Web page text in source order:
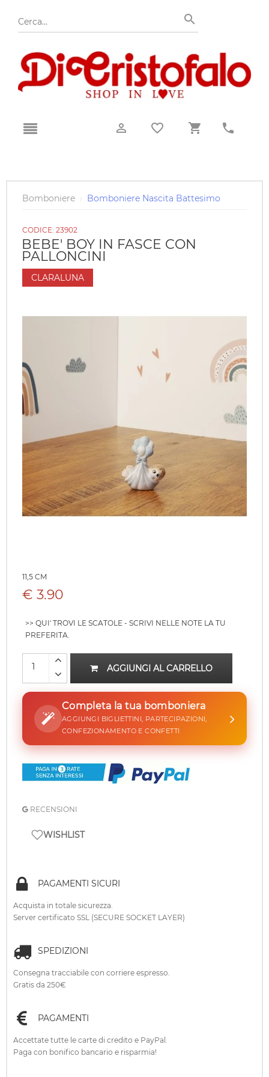
Bomboniere › Bomboniere Nascita Battesimo
CODICE: 23902
BEBE' BOY IN FASCE CON
PALLONCINI
CLARALUNA
11,5 CM
€ 3.90
>> QUI' TROVI LE SCATOLE - SCRIVI NELLE NOTE LA TU
PREFERITA.
AGGIUNGI AL CARRELLO
Completa la tua bomboniera
AGGIUNGI BIGLIETTINI, PARTECIPAZIONI,
CONFEZIONAMENTO E CONFETTI
RECENSIONI
WISHLIST
PAGAMENTI SICURI
Acquista in totale sicurezza.
Server certificato SSL (SECURE SOCKET LAYER)
SPEDIZIONI
Consegna tracciabile con corriere espresso.
Gratis da 250€
PAGAMENTI
Accettate tutte le carte di credito e PayPal.
Paga con bonifico bancario e risparmia!